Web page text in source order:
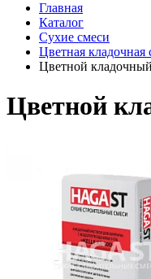
Главная
Каталог
Сухие смеси
Цветная кладочная
Цветной
Цветной